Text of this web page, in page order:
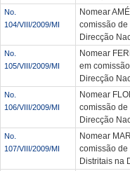
No.
104/VIII/2009/MI
Nomear
comissão
Direcção
No.
105/VIII/2009/MI
Nomear
em
Direcção
No.
106/VIII/2009/MI
Nomear
comissão
Direcção
No.
107/VIII/2009/MI
Nomear
comissão de
Distritais na